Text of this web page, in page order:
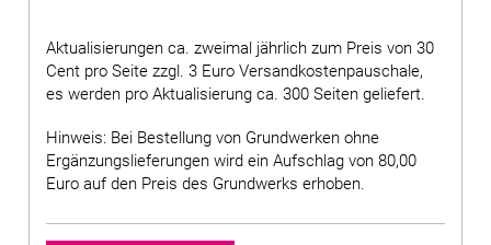
Aktualisierungen ca. zweimal jährlich zum Preis von 30
Cent pro Seite zzgl. 3 Euro Versandkostenpauschale,
es werden pro Aktualisierung ca. 300 Seiten geliefert.
Hinweis: Bei Bestellung von Grundwerken ohne
Ergänzungslieferungen wird ein Aufschlag von 80,00
Euro auf den Preis des Grundwerks erhoben.